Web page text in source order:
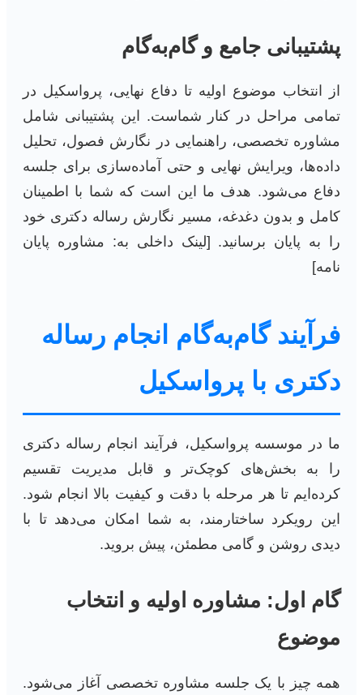
پشتیبانی جامع و گام‌به‌گام
از انتخاب موضوع اولیه تا دفاع نهایی، پرواسکیل در
تمامی مراحل در کنار شماست. این پشتیبانی شامل
مشاوره تخصصی، راهنمایی در نگارش فصول، تحلیل
داده‌ها، ویرایش نهایی و حتی آماده‌سازی برای جلسه
دفاع می‌شود. هدف ما این است که شما با اطمینان
کامل و بدون دغدغه، مسیر نگارش رساله دکتری خود
را به پایان برسانید. [لینک داخلی به: مشاوره پایان
نامه]
فرآیند گام‌به‌گام انجام رساله
دکتری با پرواسکیل
ما در موسسه پرواسکیل، فرآیند انجام رساله دکتری
را به بخش‌های کوچک‌تر و قابل مدیریت تقسیم
کرده‌ایم تا هر مرحله با دقت و کیفیت بالا انجام شود.
این رویکرد ساختارمند، به شما امکان می‌دهد تا با
دیدی روشن و گامی مطمئن، پیش بروید.
گام اول: مشاوره اولیه و انتخاب
موضوع
همه چیز با یک جلسه مشاوره تخصصی آغاز می‌شود.